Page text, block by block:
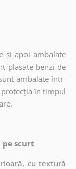
și apoi ambalate
plasate benzi de
ambalate într-
protecția în timpul
scurt
cu textură